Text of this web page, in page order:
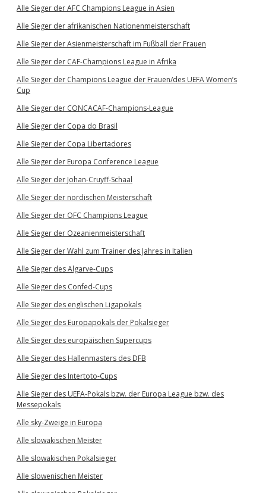
Alle Sieger der AFC Champions League in Asien
Alle Sieger der afrikanischen Nationenmeisterschaft
Alle Sieger der Asienmeisterschaft im Fußball der Frauen
Alle Sieger der CAF-Champions League in Afrika
Alle Sieger der Champions League der Frauen/des UEFA Women’s
Cup
Alle Sieger der CONCACAF-Champions-League
Alle Sieger der Copa do Brasil
Alle Sieger der Copa Libertadores
Alle Sieger der Europa Conference League
Alle Sieger der Johan-Cruyff-Schaal
Alle Sieger der nordischen Meisterschaft
Alle Sieger der OFC Champions League
Alle Sieger der Ozeanienmeisterschaft
Alle Sieger der Wahl zum Trainer des Jahres in Italien
Alle Sieger des Algarve-Cups
Alle Sieger des Confed-Cups
Alle Sieger des englischen Ligapokals
Alle Sieger des Europapokals der Pokalsieger
Alle Sieger des europäischen Supercups
Alle Sieger des Hallenmasters des DFB
Alle Sieger des Intertoto-Cups
Alle Sieger des UEFA-Pokals bzw. der Europa League bzw. des
Messepokals
Alle sky-Zweige in Europa
Alle slowakischen Meister
Alle slowakischen Pokalsieger
Alle slowenischen Meister